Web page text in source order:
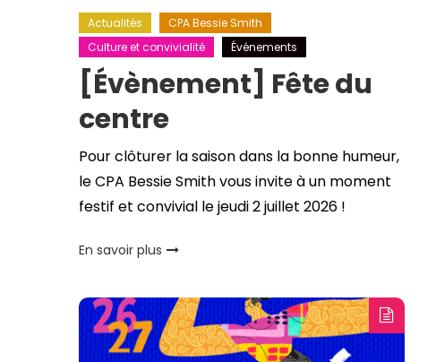
Actualités
CPA Bessie Smith
Culture et convivialité
Événements
[Évènement] Fête du
centre
Pour clôturer la saison dans la bonne humeur,
le CPA Bessie Smith vous invite à un moment
festif et convivial le jeudi 2 juillet 2026 !
En savoir plus